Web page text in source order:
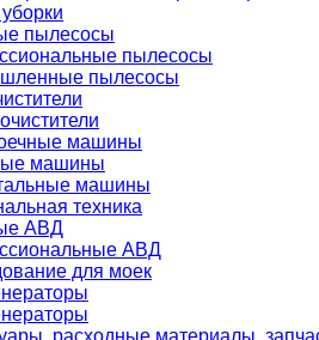
пылесосы
пылесосы
пылесосы
машины
машины
машины
техника
АВД
АВД
для моек
расходные материалы,